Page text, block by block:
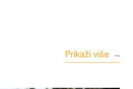
Prikaži više